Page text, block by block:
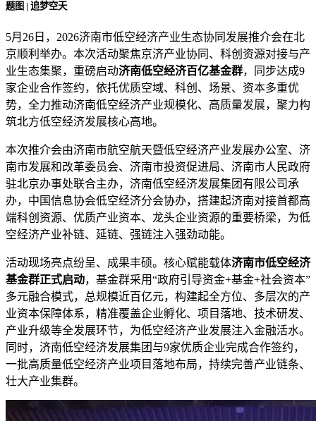
题图 | 追梦空天
5月26日，2026济南市低空经济产业生态协同发展推介会在北
京顺利举办。本次活动聚焦京济产业协同、科创资源对接与产
业生态集聚，重磅启动济南低空经济百亿基金群，同步达成9
家企业合作签约，依托优质空域、科创、场景、资本多重优
势，全力推动济南低空经济产业规模化、高质量发展，聚力构
筑北方低空经济发展核心高地。
本次推介会由济南市航空航天暨低空经济产业发展办公室、济
南市发展和改革委员会、济南市投资促进局、济南市人民政府
驻北京办事处联合主办，济南低空经济发展集团有限公司承
办，中国信息协会低空经济分会协办，搭建起济南对接首都高
端科创资源、优质产业资本、龙头企业资源的重要桥梁，为低
空经济产业补链、延链、强链注入强劲动能。
活动现场亮点纷呈、成果丰硕。核心赋能载体济南市低空经济
基金群正式启动，基金群采用“政府引导资金+基金+社会资本”
多元融合模式，总规模近百亿元，构建起全方位、多层次的产
业资本保障体系，精准覆盖企业孵化、项目落地、技术研发、
产业升级等全发展环节，为低空经济产业发展注入金融活水。
同时，济南低空经济发展集团与9家优质企业完成合作签约，
一批高质量低空经济产业项目落地布局，持续完善产业链条、
壮大产业集群。